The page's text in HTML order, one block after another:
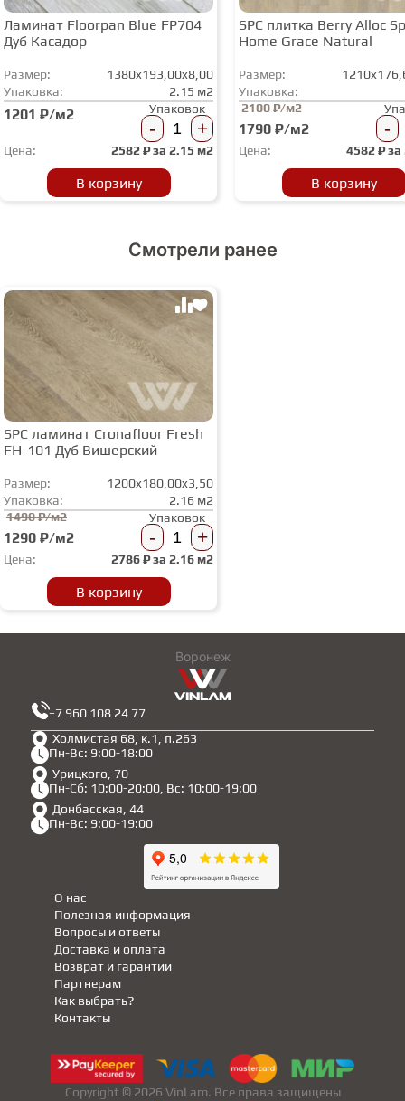
Ламинат Floorpan Blue FP704
Дуб Касадор
Размер:
1380x193,00x8,00
Упаковка:
2.15 м2
1201 ₽/м2 Упаковок
- +
Цена: 2582₽ за 2.15 м2
В корзину
SPC плитка Berry Alloc
Home Grace Natural
Размер:
Упаковка:
2100 ₽/м2
1790 ₽/м2 -
Цена: 4582₽ за
В корзину
Смотрели ранее
SPC ламинат Cronafloor Fresh
FH-101 Дуб Вишерский
Размер:
1200x180,00x3,50
Упаковка:
2.16 м2
1490 ₽/м2
1290 ₽/м2
Упаковок
- +
Цена: 2786₽ за 2.16 м2
В корзину
Воронеж
Холмистая 68, к.1, п.263
Пн-Вс: 9:00-18:00
Урицкого, 70
Пн-Сб: 10:00-20:00, Вс: 10:00-19:00
Донбасская, 44
Пн-Вс: 9:00-19:00
+7 960 108 24 77
Полезная информация
Партнерам
Вопросы и ответы
Доставка и оплата
Возврат и гарантии
Как выбрать?
О нас
Контакты
Copyright © 2026 VinLam. Все права защищены